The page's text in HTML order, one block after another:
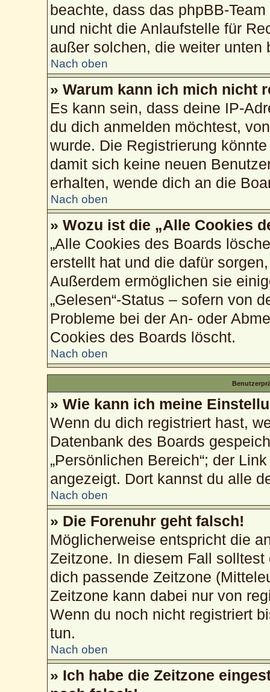
beachte, dass das phpBB-
und nicht die Anlaufstelle für
außer solchen, die weiter unten
Nach oben
» Warum kann ich mich nicht
Es kann sein, dass deine IP-
du dich anmelden möchtest,
wurde. Die Registrierung
damit sich keine neuen
erhalten, wende dich an die
Nach oben
» Wozu ist die „Alle Cookies
„Alle Cookies des Boards
erstellt hat und die dafür
Außerdem ermöglichen sie
„Gelesen“-Status – sofern von
Probleme bei der An- oder
Cookies des Boards löscht.
Nach oben
» Wie kann ich meine
Wenn du dich registriert hast,
Datenbank des Boards
„Persönlichen Bereich“; der
angezeigt. Dort kannst du alle
Nach oben
» Die Forenuhr geht falsch!
Möglicherweise entspricht die
Zeitzone. In diesem Fall solltest
dich passende Zeitzone
Zeitzone kann dabei nur von
Wenn du noch nicht registriert
tun.
Nach oben
» Ich habe die Zeitzone